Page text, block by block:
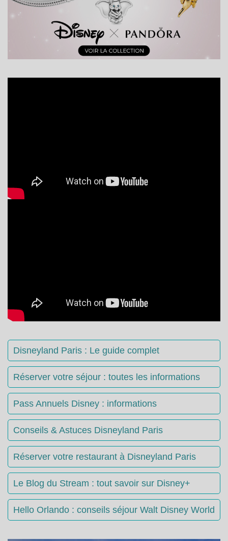
Disneyland Paris : Le guide complet
Réserver votre séjour : toutes les informations
Pass Annuels Disney : informations
Conseils & Astuces Disneyland Paris
Réserver votre restaurant à Disneyland Paris
Le Blog du Stream : tout savoir sur Disney+
Hello Orlando : conseils séjour Walt Disney World